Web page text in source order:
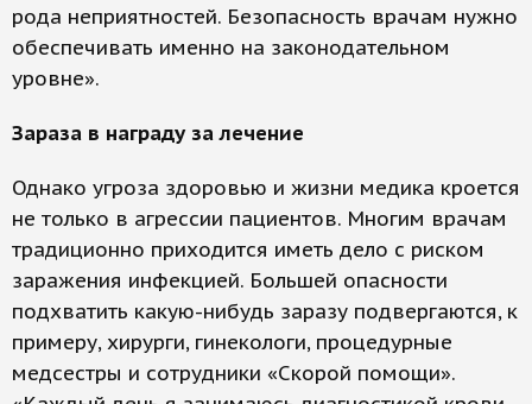
рода неприятностей. Безопасность врачам нужно
обеспечивать именно на законодательном
уровне».
Зараза в награду за лечение
Однако угроза здоровью и жизни медика кроется
не только в агрессии пациентов. Многим врачам
традиционно приходится иметь дело с риском
заражения инфекцией. Большей опасности
подхватить какую-нибудь заразу подвергаются, к
примеру, хирурги, гинекологи, процедурные
медсестры и сотрудники «Скорой помощи».